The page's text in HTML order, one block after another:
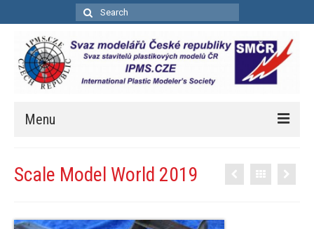
Search
Menu
Scale Model World 2019